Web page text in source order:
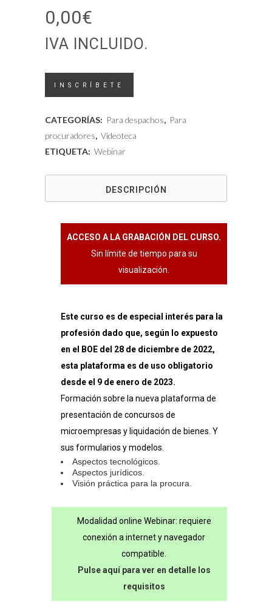
0,00€
IVA INCLUIDO.
Videoteca
nueva
plataforma
microempresas
liquidación
bienes
cantidad
INSCRÍBETE
CATEGORÍAS: Para despachos, Para
procuradores, Videoteca
ETIQUETA: Webinar
DESCRIPCIÓN
ACCESO A LA GRABACIÓN DEL CURSO.
Sin límite de tiempo para su
visualización.
Este curso es de especial interés para la
profesión dado que, según lo expuesto
en el BOE del 28 de diciembre de 2022,
esta plataforma es de uso obligatorio
desde el 9 de enero de 2023.
Formación sobre la nueva plataforma de
presentación de concursos de
microempresas y liquidación de bienes. Y
sus formularios y modelos.
Aspectos tecnológicos.
Aspectos jurídicos.
Visión práctica para la procura.
Modalidad online Webinar: requiere
conexión a internet y navegador
compatible.
Pulse aquí para ver en detalle los
requisitos